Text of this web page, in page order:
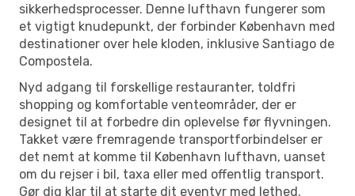
sikkerhedsprocesser. Denne lufthavn fungerer som
et vigtigt knudepunkt, der forbinder København med
destinationer over hele kloden, inklusive Santiago de
Compostela.
Nyd adgang til forskellige restauranter, toldfri
shopping og komfortable venteområder, der er
designet til at forbedre din oplevelse før flyvningen.
Takket være fremragende transportforbindelser er
det nemt at komme til København lufthavn, uanset
om du rejser i bil, taxa eller med offentlig transport.
Gør dig klar til at starte dit eventyr med lethed.